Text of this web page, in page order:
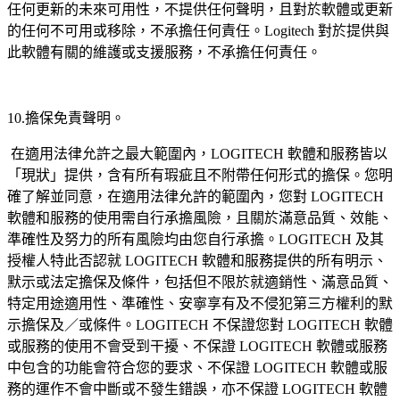
任何更新的未來可用性，不提供任何聲明，且對於軟體或更新
的任何不可用或移除，不承擔任何責任。Logitech 對於提供與
此軟體有關的維護或支援服務，不承擔任何責任。
10.擔保免責聲明。
在適用法律允許之最大範圍內，LOGITECH 軟體和服務皆以
「現狀」提供，含有所有瑕疵且不附帶任何形式的擔保。您明
確了解並同意，在適用法律允許的範圍內，您對 LOGITECH
軟體和服務的使用需自行承擔風險，且關於滿意品質、效能、
準確性及努力的所有風險均由您自行承擔。LOGITECH 及其
授權人特此否認就 LOGITECH 軟體和服務提供的所有明示、
默示或法定擔保及條件，包括但不限於就適銷性、滿意品質、
特定用途適用性、準確性、安寧享有及不侵犯第三方權利的默
示擔保及／或條件。LOGITECH 不保證您對 LOGITECH 軟體
或服務的使用不會受到干擾、不保證 LOGITECH 軟體或服務
中包含的功能會符合您的要求、不保證 LOGITECH 軟體或服
務的運作不會中斷或不發生錯誤，亦不保證 LOGITECH 軟體